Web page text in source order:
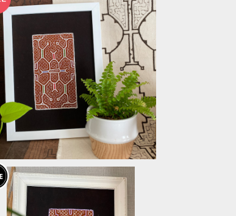
額装19 泥染め白刺繍レースAAA シ
ピボ族の泥染め インテリア雑貨 ペ
ルーアマゾン先住民族の工芸 フリー
ハンドの模様
¥6,000
20%OFF